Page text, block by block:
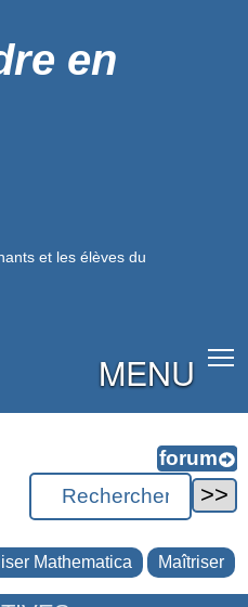
en
et les élèves du
MENU
Mathematica Maîtriser